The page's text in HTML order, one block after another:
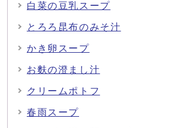
白菜の豆乳スープ
とろろ昆布のみそ汁
かき卵スープ
お麩の澄まし汁
クリームポトフ
春雨スープ